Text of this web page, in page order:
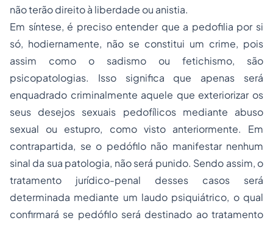
não terão direito à liberdade ou anistia.
Em síntese, é preciso entender que a pedofilia por si
só, hodiernamente, não se constitui um crime, pois
assim como o sadismo ou fetichismo, são
psicopatologias. Isso significa que apenas será
enquadrado criminalmente aquele que exteriorizar os
seus desejos sexuais pedofílicos mediante abuso
sexual ou estupro, como visto anteriormente. Em
contrapartida, se o pedófilo não manifestar nenhum
sinal da sua patologia, não será punido. Sendo assim, o
tratamento jurídico-penal desses casos será
determinada mediante um laudo psiquiátrico, o qual
confirmará se pedófilo será destinado ao tratamento